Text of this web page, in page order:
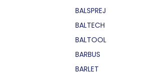
BALSPREJ
BALTECH
BALTOOL
BARBUS
BARLET